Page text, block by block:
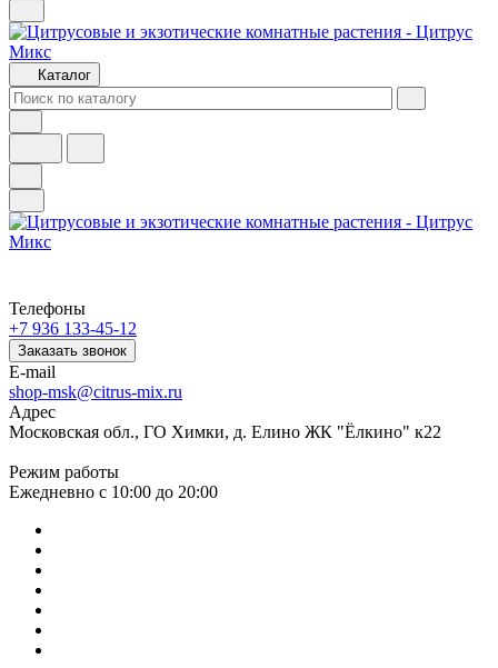
Каталог
Телефоны
+7 936 133-45-12
Заказать звонок
E-mail
shop-msk@citrus-mix.ru
Адрес
Московская обл., ГО Химки, д. Елино ЖК "Ёлкино" к22
Режим работы
Ежедневно с 10:00 до 20:00